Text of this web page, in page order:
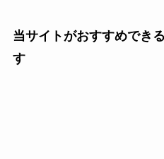
当サイトがおすすめでき
す